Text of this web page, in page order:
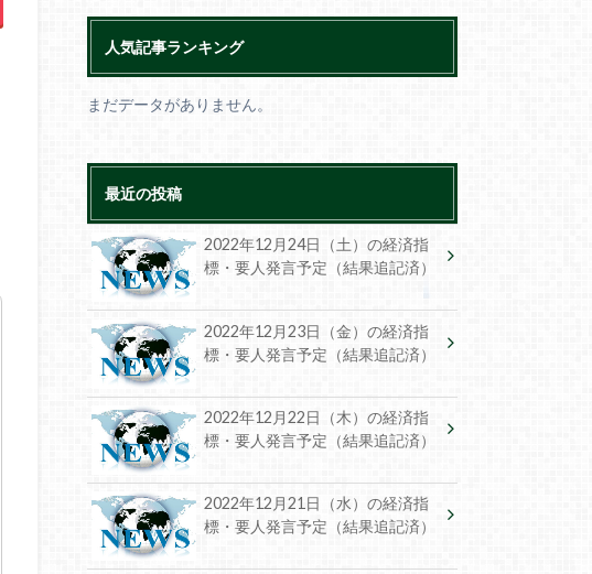
人気記事ランキング
まだデータがありません。
最近の投稿
2022年12月24日（土）の経済指
標・要人発言予定（結果追記済）
2022年12月23日（金）の経済指
標・要人発言予定（結果追記済）
2022年12月22日（木）の経済指
標・要人発言予定（結果追記済）
2022年12月21日（水）の経済指
標・要人発言予定（結果追記済）